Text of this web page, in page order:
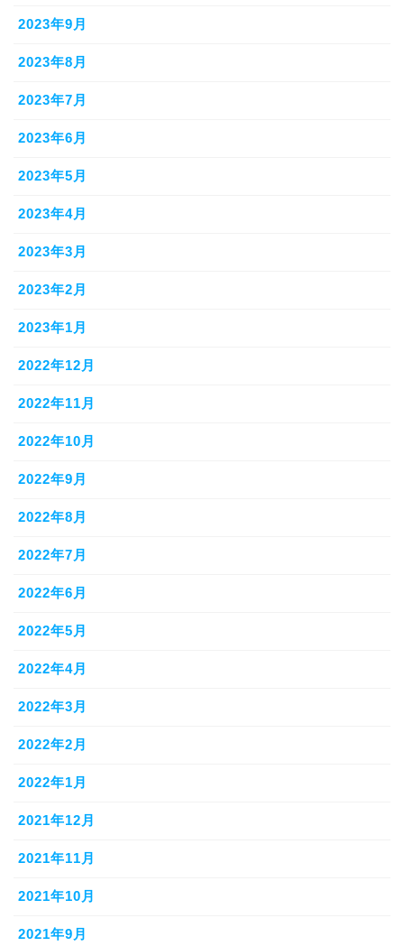
2023年9月
2023年8月
2023年7月
2023年6月
2023年5月
2023年4月
2023年3月
2023年2月
2023年1月
2022年12月
2022年11月
2022年10月
2022年9月
2022年8月
2022年7月
2022年6月
2022年5月
2022年4月
2022年3月
2022年2月
2022年1月
2021年12月
2021年11月
2021年10月
2021年9月